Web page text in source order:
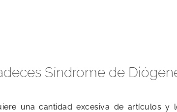
Síndrome de
una cantidad excesiva de artículos